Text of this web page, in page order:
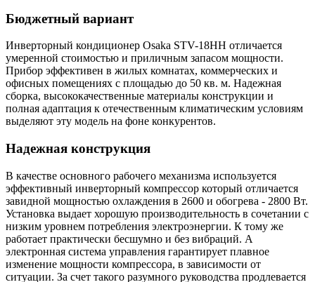
Бюджетный вариант
Инверторный кондиционер Osaka STV-18HH отличается
умеренной стоимостью и приличным запасом мощности.
Прибор эффективен в жилых комнатах, коммерческих и
офисных помещениях с площадью до 50 кв. м. Надежная
сборка, высококачественные материалы конструкции и
полная адаптация к отечественным климатическим условиям
выделяют эту модель на фоне конкурентов.
Надежная конструкция
В качестве основного рабочего механизма используется
эффективный инверторный компрессор который отличается
завидной мощностью охлаждения в 2600 и обогрева - 2800 Вт.
Установка выдает хорошую производительность в сочетании с
низким уровнем потребления электроэнергии. К тому же
работает практически бесшумно и без вибраций. А
электронная система управления гарантирует плавное
изменение мощности компрессора, в зависимости от
ситуации. За счет такого разумного руководства продлевается